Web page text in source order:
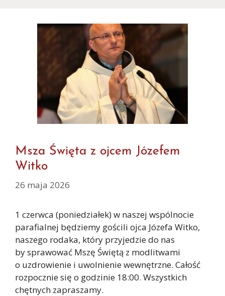
Msza Święta z ojcem Józefem
Witko
26 maja 2026
1 czerwca (poniedziałek) w naszej wspólnocie
parafialnej będziemy gościli ojca Józefa Witko,
naszego rodaka, który przyjedzie do nas
by sprawować Mszę Świętą z modlitwami
o uzdrowienie i uwolnienie wewnętrzne. Całość
rozpocznie się o godzinie 18:00. Wszystkich
chętnych zapraszamy.